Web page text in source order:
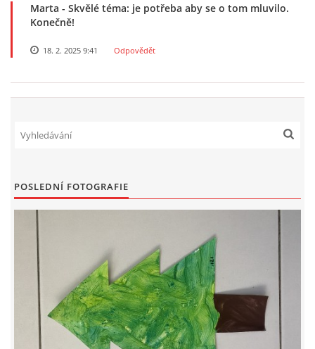
RECENZE NA HRAČKY
ŠABLONY
SENZORY PLAY
DOPORUČUJI
POLYTECHNICKÉ ČINNOSTI
Marta - Skvělé téma: je potřeba aby se o tom mluvilo.
Konečně!
18. 2. 2025 9:41 Odpovědět
POSLEDNÍ FOTOGRAFIE